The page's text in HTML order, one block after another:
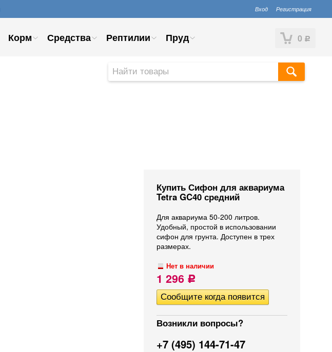
Вход Регистрация
0 Р
Корм Средства Рептилии Пруд
Купить Сифон для аквариума
Tetra GC40 средний
Для аквариума 50-200 литров.
Удобный, простой в использовании
сифон для грунта. Доступен в трех
размерах.
Нет в наличии
1 296 Р
Возникли вопросы?
+7 (495) 144-71-47